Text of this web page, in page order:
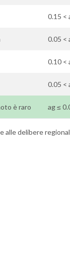
0.15 <
0.05 <
0.10 <
0.05 <
è raro ag ≤
alle delibere